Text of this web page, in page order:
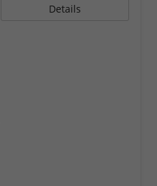
Details